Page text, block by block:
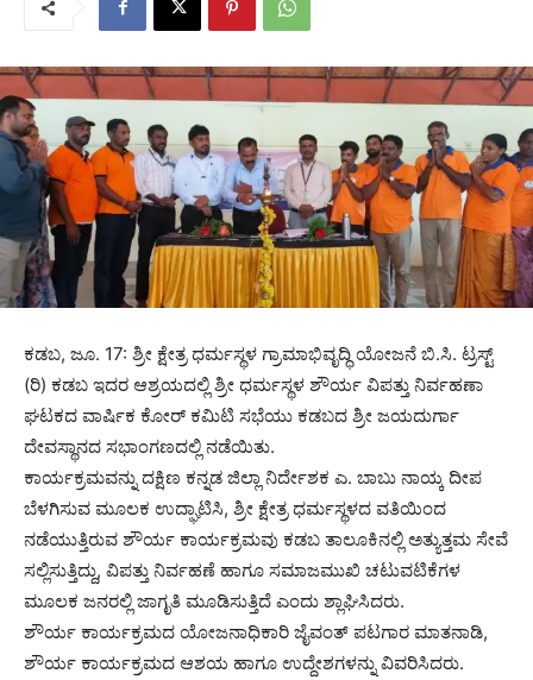
ಕಡಬ, ಜೂ. 17: ಶ್ರೀ ಕ್ಷೇತ್ರ ಧರ್ಮಸ್ಥಳ ಗ್ರಾಮಾಭಿವೃದ್ಧಿ ಯೋಜನೆ ಬಿ.ಸಿ. ಟ್ರಸ್ಟ್
(ರಿ) ಕಡಬ ಇದರ ಆಶ್ರಯದಲ್ಲಿ ಶ್ರೀ ಧರ್ಮಸ್ಥಳ ಶೌರ್ಯ ವಿಪತ್ತು ನಿರ್ವಹಣಾ
ಘಟಕದ ವಾರ್ಷಿಕ ಕೋರ್ ಕಮಿಟಿ ಸಭೆಯು ಕಡಬದ ಶ್ರೀ ಜಯದುರ್ಗಾ
ದೇವಸ್ಥಾನದ ಸಭಾಂಗಣದಲ್ಲಿ ನಡೆಯಿತು.
ಕಾರ್ಯಕ್ರಮವನ್ನು ದಕ್ಷಿಣ ಕನ್ನಡ ಜಿಲ್ಲಾ ನಿರ್ದೇಶಕ ಎ. ಬಾಬು ನಾಯ್ಕ ದೀಪ
ಬೆಳಗಿಸುವ ಮೂಲಕ ಉದ್ಘಾಟಿಸಿ, ಶ್ರೀ ಕ್ಷೇತ್ರ ಧರ್ಮಸ್ಥಳದ ವತಿಯಿಂದ
ನಡೆಯುತ್ತಿರುವ ಶೌರ್ಯ ಕಾರ್ಯಕ್ರಮವು ಕಡಬ ತಾಲೂಕಿನಲ್ಲಿ ಅತ್ಯುತ್ತಮ ಸೇವೆ
ಸಲ್ಲಿಸುತ್ತಿದ್ದು, ವಿಪತ್ತು ನಿರ್ವಹಣೆ ಹಾಗೂ ಸಮಾಜಮುಖಿ ಚಟುವಟಿಕೆಗಳ
ಮೂಲಕ ಜನರಲ್ಲಿ ಜಾಗೃತಿ ಮೂಡಿಸುತ್ತಿದೆ ಎಂದು ಶ್ಲಾಘಿಸಿದರು.
ಶೌರ್ಯ ಕಾರ್ಯಕ್ರಮದ ಯೋಜನಾಧಿಕಾರಿ ಜೈವಂತ್ ಪಟಗಾರ ಮಾತನಾಡಿ,
ಶೌರ್ಯ ಕಾರ್ಯಕ್ರಮದ ಆಶಯ ಹಾಗೂ ಉದ್ದೇಶಗಳನ್ನು ವಿವರಿಸಿದರು.